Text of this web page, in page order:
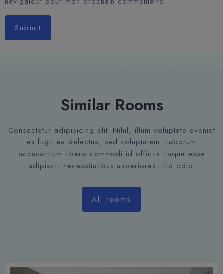
Submit
Similar Rooms
Consectetur adipisicing elit. Nihil, illum voluptate eveniet
ex fugit ea delectus, sed voluptatem. Laborum
accusantium libero commodi id officiis itaque esse
adipisci, necessitatibus asperiores, illo odio.
All rooms